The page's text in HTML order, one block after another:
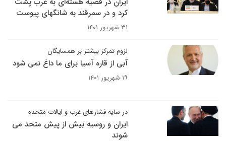
کرد و در سمرقند به شانگهای پیوست
۳۱ شهریور ۱۴۰۱
لزوم تمرکز بیشتر بر همسایگان
آبی از قاره آسیا برای ما داغ نمی شود
۱۹ شهریور ۱۴۰۱
در سایه فشارهای غرب و ایالات متحده
ایران و روسیه بیش از پیش متحد می
شوند